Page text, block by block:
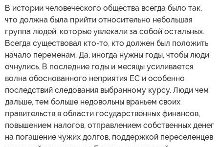
В истории человеческого общества всегда было так,
что должна была прийти относительно небольшая
группа людей, которые увлекали за собой остальных.
Всегда существовал кто-то, кто должен был положить
начало переменам. Да, иногда нужны годы, чтобы люди
очнулись. В последние годы и месяцы усиливается
волна обоснованного неприятия ЕС и особенно
последствий следования выбранному курсу. Люди чем
дальше, тем больше недовольны враньем своих
правительств в области государственных финансов,
повышением налогов, отправлением собственных денег
на погашение чужих долгов, поддержкой переселенцев